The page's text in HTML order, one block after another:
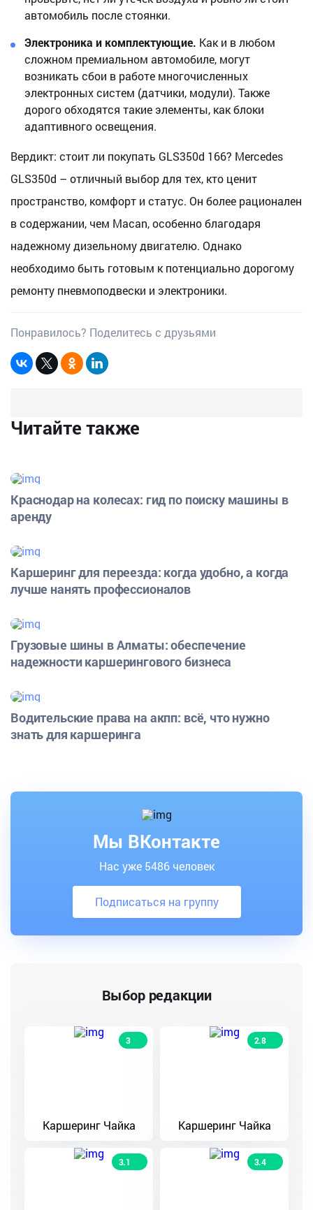
автомобиль после стоянки.
Электроника и комплектующие. Как и в любом
сложном премиальном автомобиле, могут
возникать сбои в работе многочисленных
электронных систем (датчики, модули). Также
дорого обходятся такие элементы, как блоки
адаптивного освещения.
Вердикт: стоит ли покупать GLS350d 166? Mercedes
GLS350d – отличный выбор для тех, кто ценит
пространство, комфорт и статус. Он более рационален
в содержании, чем Macan, особенно благодаря
надежному дизельному двигателю. Однако
необходимо быть готовым к потенциально дорогому
ремонту пневмоподвески и электроники.
Понравилось? Поделитесь с друзьями
Читайте также
Краснодар на колесах: гид по поиску машины в
аренду
Каршеринг для переезда: когда удобно, а когда
лучше нанять профессионалов
Грузовые шины в Алматы: обеспечение
надежности каршерингового бизнеса
Водительские права на акпп: всё, что нужно
знать для каршеринга
Мы ВКонтакте
Нас уже 5486 человек
Подписаться на группу
Выбор редакции
3
Каршеринг Чайка
2.8
Каршеринг Чайка
3.1 3.4